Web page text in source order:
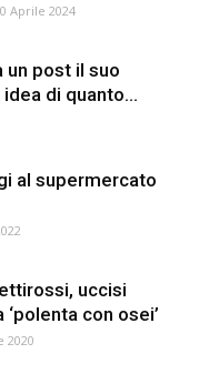
Aprile 2024
un post il suo
di quanto...
al supermercato
uccisi
con osei’
2020